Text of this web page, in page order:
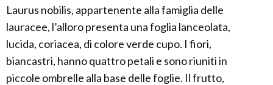
Laurus nobilis, appartenente alla famiglia delle
lauracee, l’alloro presenta una foglia lanceolata,
lucida, coriacea, di colore verde cupo. I fiori,
biancastri, hanno quattro petali e sono riuniti in
piccole ombrelle alla base delle foglie. Il frutto,